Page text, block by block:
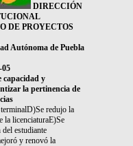
DIRECCIÓN
DE PROYECTOS
Autónoma de Puebla
05
capacidad y
la pertinencia de
redujo la
la licenciaturaE)Se
estudiante
y renovó la